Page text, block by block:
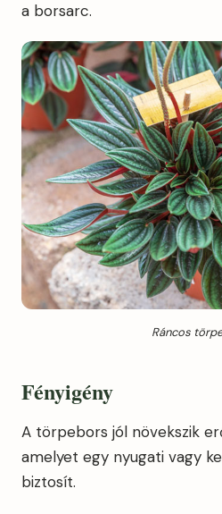
a borsarc.
Ráncos
Fényigény
A törpebors jól növekszik
amelyet egy nyugati vagy
biztosít.